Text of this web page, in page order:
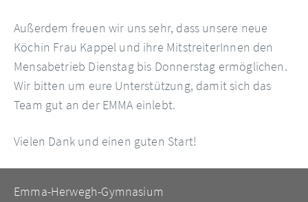
Außerdem freuen wir uns sehr, dass unsere neue
Köchin Frau Kappel und ihre MitstreiterInnen den
Mensabetrieb Dienstag bis Donnerstag ermöglichen.
Wir bitten um eure Unterstützung, damit sich das
Team gut an der EMMA einlebt.
Vielen Dank und einen guten Start!
Emma-Herwegh-Gymnasium